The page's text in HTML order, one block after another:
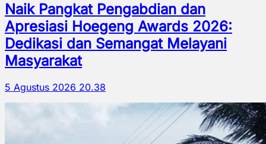
Naik Pangkat Pengabdian dan
Apresiasi Hoegeng Awards 2026:
Dedikasi dan Semangat Melayani
Masyarakat
5 Agustus 2026 20.38